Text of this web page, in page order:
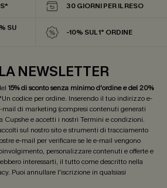
30 GIORNI PER IL RESO
SU
-10% SUL 1° ORDINE
NEWSLETTER
15% di sconto senza minimo d'ordine e del 20%
codice per ordine. Inserendo il tuo indirizzo e-
mail di marketing (compresi contenuti generati
Cupshe e accetti i nostri Termini e condizioni.
sul nostro sito e strumenti di tracciamento
e-mail per verificare se le e-mail vengono
personalizzare contenuti e offerte e
interessarti, il tutto come descritto nella
. Puoi annullare l'iscrizione in qualsiasi